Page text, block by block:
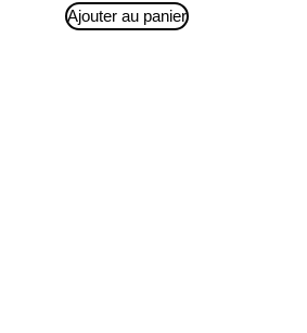
Ajouter au panier